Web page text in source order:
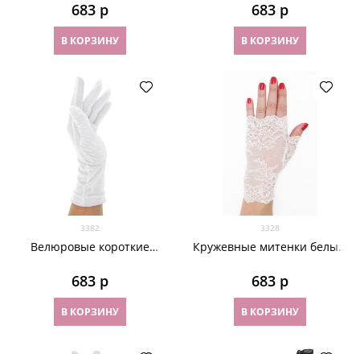
683 р
В КОРЗИНУ
683 р
В КОРЗИНУ
3382
Велюровые короткие
683 р
В КОРЗИНУ
3328
Кружевные митенки белые.
683 р
В КОРЗИНУ